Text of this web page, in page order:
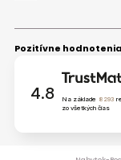
Pozitívne hodnotenia
4.8 Na základe 8293
zo všetkých čias